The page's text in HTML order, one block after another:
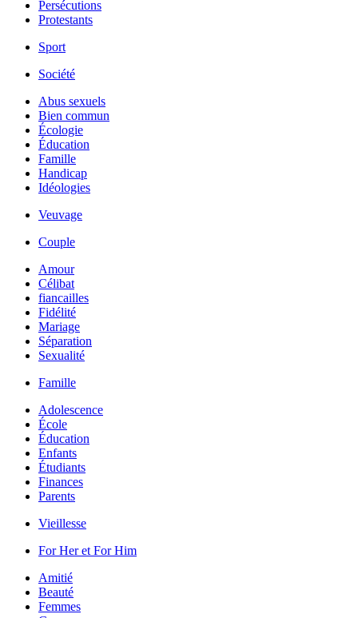
Persécutions
Protestants
Sport
Société
Abus sexuels
Bien commun
Écologie
Éducation
Famille
Handicap
Idéologies
Veuvage
Couple
Amour
Célibat
fiancailles
Fidélité
Mariage
Séparation
Sexualité
Famille
Adolescence
École
Éducation
Enfants
Étudiants
Finances
Parents
Vieillesse
For Her et For Him
Amitié
Beauté
Femmes